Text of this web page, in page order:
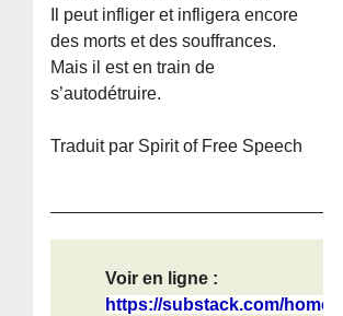
Il peut infliger et infligera encore
des morts et des souffrances.
Mais il est en train de
s’autodétruire.
Traduit par Spirit of Free Speech
Voir en ligne :
https://substack.com/home/